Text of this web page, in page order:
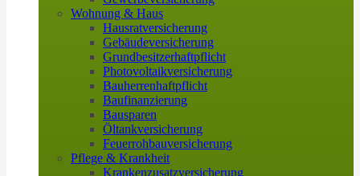
Wohnung & Haus
Hausratversicherung
Gebäudeversicherung
Grundbesitzerhaftpflicht
Photovoltaikversicherung
Bauherrenhaftpflicht
Baufinanzierung
Bausparen
Öltankversicherung
Feuerrohbauversicherung
Pflege & Krankheit
Krankenzusatzversicherung